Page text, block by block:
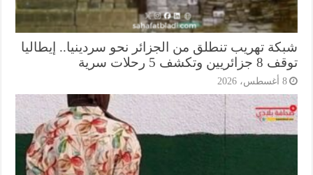
تهريب تنطلق من الجزائر نحو سردينيا.. إيطاليا
وتكشف 5 رحلات سرية